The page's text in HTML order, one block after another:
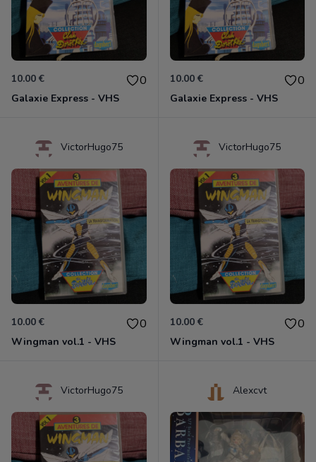
10.00 € 0
Galaxie Express - VHS
10.00 € 0
Galaxie Express - VHS
VictorHugo75
10.00 € 0
Wingman vol.1 - VHS
VictorHugo75
10.00 € 0
Wingman vol.1 - VHS
VictorHugo75 Alexcvt